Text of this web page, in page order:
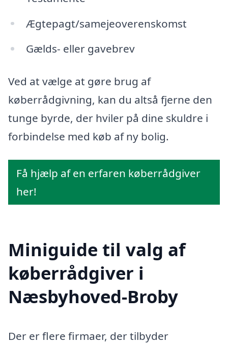
Ægtepagt/samejeoverenskomst
Gælds- eller gavebrev
Ved at vælge at gøre brug af
køberrådgivning, kan du altså fjerne den
tunge byrde, der hviler på dine skuldre i
forbindelse med køb af ny bolig.
Få hjælp af en erfaren køberrådgiver
her!
Miniguide til valg af
køberrådgiver i
Næsbyhoved-Broby
Der er flere firmaer, der tilbyder